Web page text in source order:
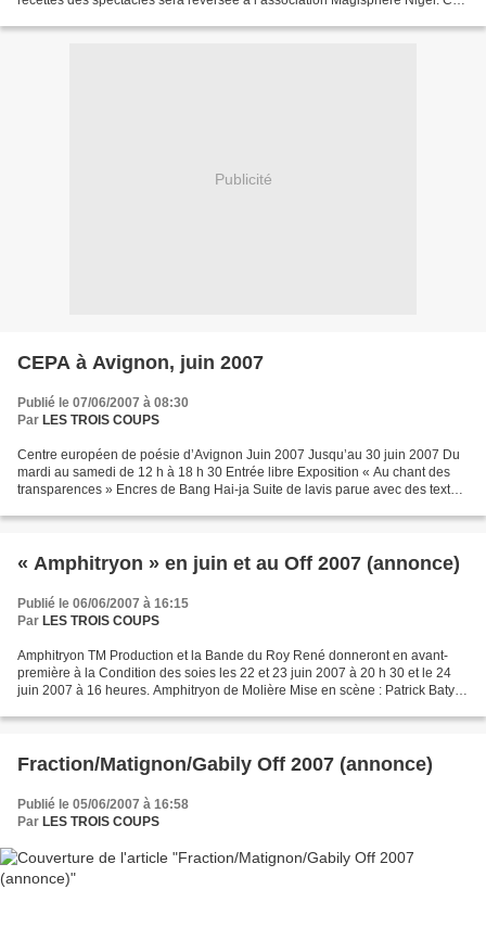
Publicité
CEPA à Avignon, juin 2007
Publié le 07/06/2007 à 08:30
Par LES TROIS COUPS
Centre européen de poésie d’Avignon Juin 2007 Jusqu’au 30 juin 2007 Du
mardi au samedi de 12 h à 18 h 30 Entrée libre Exposition « Au chant des
transparences » Encres de Bang Hai-ja Suite de lavis parue avec des textes
« Amphitryon » en juin et au Off 2007 (annonce)
Publié le 06/06/2007 à 16:15
Par LES TROIS COUPS
Amphitryon TM Production et la Bande du Roy René donneront en avant-
première à la Condition des soies les 22 et 23 juin 2007 à 20 h 30 et le 24
juin 2007 à 16 heures. Amphitryon de Molière Mise en scène : Patrick Baty
Fraction/Matignon/Gabily Off 2007 (annonce)
Publié le 05/06/2007 à 16:58
Par LES TROIS COUPS